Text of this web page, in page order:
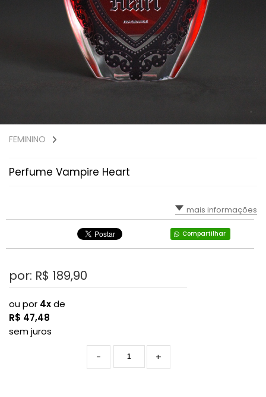
FEMININO
Perfume Vampire Heart
mais informações
Compartilhar
por: R$ 189,90
ou por 4xde
R$ 47,48
sem juros
+
-